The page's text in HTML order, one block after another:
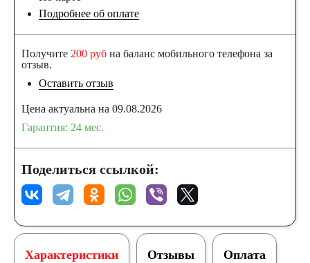
Подробнее об оплате
Получите 200 руб на баланс мобильного телефона за
отзыв.
Оставить отзыв
Цена актуальна на 09.08.2026
Гарантия: 24 мес.
Поделиться ссылкой:
Характеристики Отзывы Оплата